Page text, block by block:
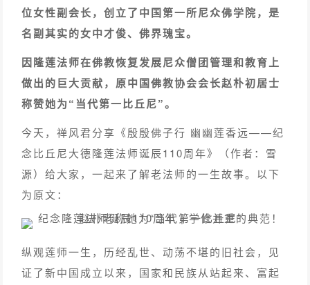
位女性副会长，创立了中国第一所尼众佛学院，是
名副其实的女中才俊、佛界瑰宝。
因隆莲法师在佛教恢复发展尼众僧团管理和教育上
做出的巨大贡献，原中国佛教协会会长赵朴初居士
称赞她为“当代第一比丘尼”。
今天，禅风君分享《殷殷佛子行 幽幽莲香远——纪
念比丘尼大德隆莲法师诞辰110周年》（作者：雪
源）给大家，一起来了解老法师的一生故事。以下
为原文：
纵观莲师一生，历经乱世、动荡不堪的旧社会，见
证了新中国成立以来，国家和民族从站起来、富起